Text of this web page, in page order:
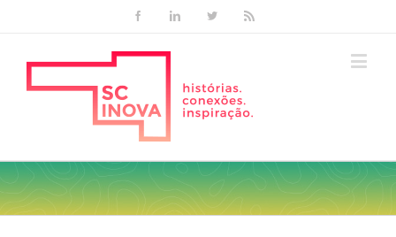
FacebookLinkedinTwitter